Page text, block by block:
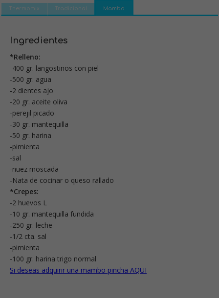
Thermomix Tradicional Mambo
Ingredientes
*Relleno:
-400 gr. langostinos con piel
-500 gr. agua
-2 dientes ajo
-20 gr. aceite oliva
-perejil picado
-30 gr. mantequilla
-50 gr. harina
-pimienta
-sal
-nuez moscada
-Nata de cocinar o queso rallado
*Crepes:
-2 huevos L
-10 gr. mantequilla fundida
-250 gr. leche
-1/2 cta. sal
-pimienta
-100 gr. harina trigo normal
Si deseas adquirir una mambo pincha AQUI